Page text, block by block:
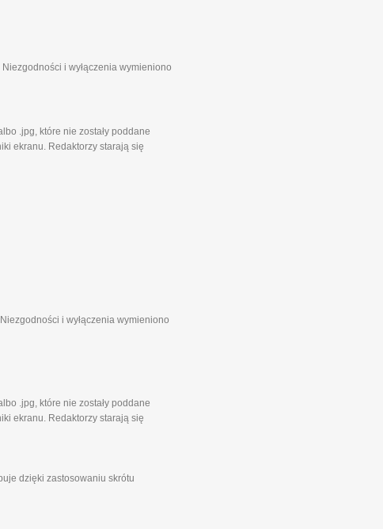
i wyłączenia wymieniono
.jpg, które nie zostały poddane
ekranu. Redaktorzy starają się
i wyłączenia wymieniono
.jpg, które nie zostały poddane
ekranu. Redaktorzy starają się
dzięki zastosowaniu skrótu